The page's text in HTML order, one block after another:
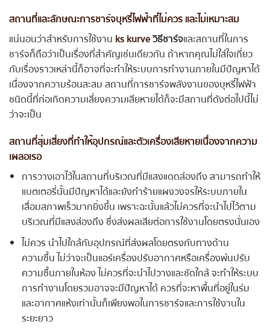
สถานที่และลักษณะการชาร์จบุหรี่ไฟฟ้าที่ไม่ควร และไม่เหมาะสม
แน่นอนว่าสำหรับการใช้งาน ks kurveวิธีชาร์จและสถานที่ในการ
ชาร์จก็ถือว่าเป็นเรื่องที่สำคัญเช่นเดียวกัน ถ้าหากคุณไม่ใส่ใจเกี่ยว
กับเรื่องราวเหล่านี้ก็อาจที่จะทำให้ระบบการทำงานภายในมีปัญหาได้
เนื่องจากความร้อนสะสม สถานที่การชาร์จพลังงานของบุหรี่ไฟฟ้า
ชนิดนี้ที่ก่อเกิดความเสี่ยงความเสียหายได้ก็จะมีสถานที่ดังต่อไปนี้ไม่
ว่าจะเป็น
สถานที่สุ่มเสี่ยงที่ทำให้อุปกรณ์และตัวเครื่องเสียหายเนื่องจากความ
เผลอเรอ
การวางเอาไว้ในสถานที่บริเวณที่มีแสงแดดส่องถึง สามารถทำให้
แบตเตอรี่นั้นมีปัญหาได้และยังทำร้ายแผงวงจรให้ระบบภายใน
เสื่อมสภาพเร็วมากยิ่งขึ้น เพราะฉะนั้นแล้วไม่ควรที่จะนำไปไว้ตาม
บริเวณที่มีแสงส่องถึง ซึ่งส่งผลเสียต่อการใช้งานโดยตรงนั่นเอง
ไม่ควร นำไปใกล้กับอุปกรณ์ที่ส่งผลโดยตรงกับทางด้าน
ความชื้น ไม่ว่าจะเป็นแอร์เครื่องปรับอากาศหรือเครื่องพ่นปรับ
ความชื้นภายในห้อง ไม่ควรที่จะนำไปวางและชัดใกล้ จะทำให้ระบบ
การทำงานโดยรวมอาจจะมีปัญหาได้ ควรที่จะหาพื้นที่อยู่ในร่ม
และอากาศแห้งเท่านั้นก็เพียงพอในการชาร์จและการใช้งานใน
ระยะยาว